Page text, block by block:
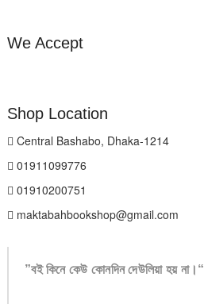
We Accept
Shop Location
Central Bashabo, Dhaka-1214
01911099776
01910200751
maktabahbookshop@gmail.com
”বই কিনে কেউ কোনদিন দেউলিয়া হয় না।“